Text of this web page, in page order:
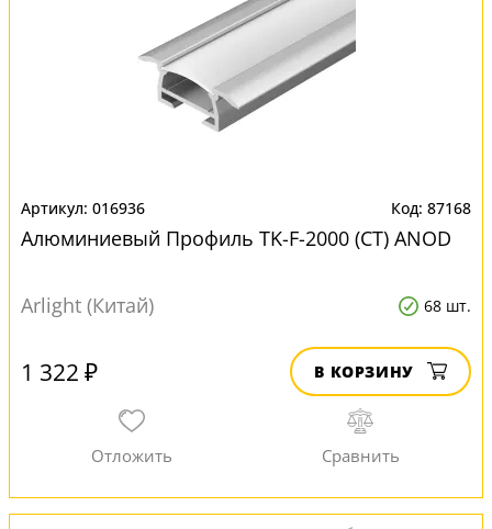
016936 87168
Алюминиевый Профиль TK-F-2000 (CT) ANOD
Arlight (Китай) 68 шт.
1 322 ₽ В КОРЗИНУ